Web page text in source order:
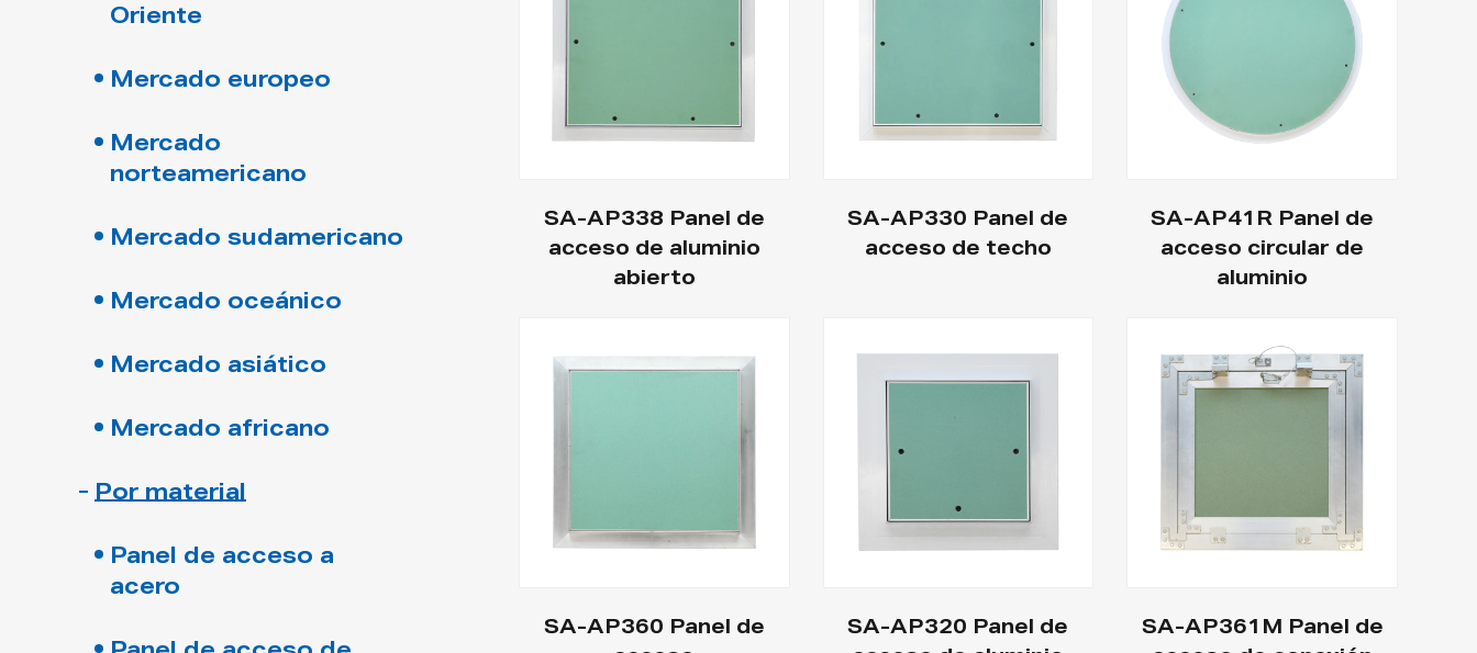
Oriente
Mercado europeo
Mercado
norteamericano
Mercado sudamericano
Mercado oceánico
Mercado asiático
Mercado africano
Por material
Panel de acceso a
acero
SA-AP338 Panel de
acceso de aluminio
abierto
SA-AP330 Panel de
acceso de techo
SA-AP41R Panel de
acceso circular de
aluminio
SA-AP360 Panel de
SA-AP320 Panel de
SA-AP361M Panel de